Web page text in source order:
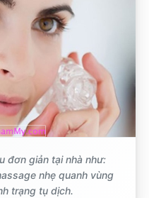
đơn giản tại nhà như:
nhẹ quanh vùng
trạng tụ dịch.